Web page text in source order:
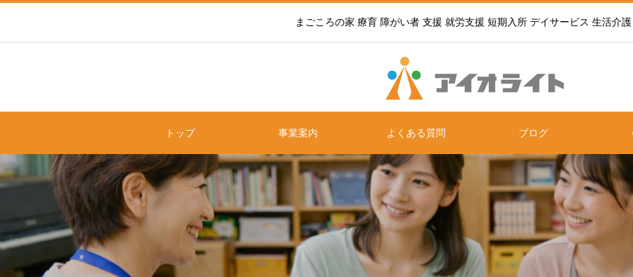
まごころの家 療育 障がい者 支援 就労支援 短期入所 デイサービス 生活介
トップ 事業案内 よくある質問 ブログ